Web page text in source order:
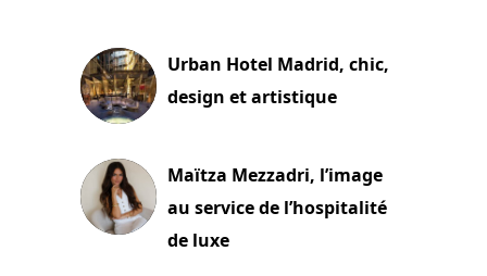
Urban Hotel Madrid, chic,
design et artistique
Maïtza Mezzadri, l’image
au service de l’hospitalité
de luxe